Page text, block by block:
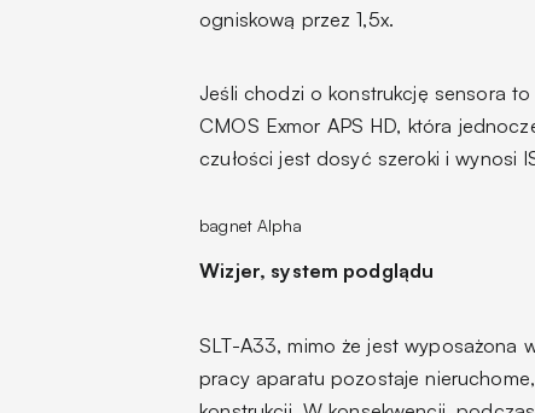
ogniskową przez 1,5x.
Jeśli chodzi o konstrukcję sensora
CMOS Exmor APS HD, która
czułości jest dosyć szeroki i wynosi
bagnet Alpha
Wizjer, system podglądu
SLT-A33, mimo że jest wyposażona
pracy aparatu pozostaje